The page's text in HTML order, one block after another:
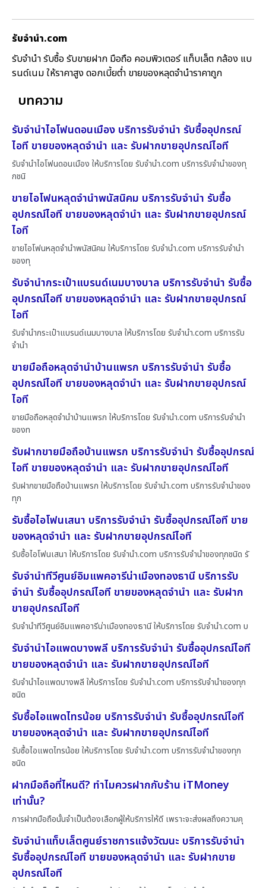
รับจํานํา.com
รับจำนำ รับซื้อ รับขายฝาก มือถือ คอมพิวเตอร์ แท็บเล็ต กล้อง แบ
รนด์เนม ให้ราคาสูง ดอกเบี้ยต่ำ ขายของหลุดจำนำราคาถูก
บทความ
รับจำนำไอโฟนดอนเมือง บริการรับจำนำ รับซื้ออุปกรณ์
ไอที ขายของหลุดจำนำ และ รับฝากขายอุปกรณ์ไอที
รับจำนำไอโฟนดอนเมือง ให้บริการโดย รับจํานํา.com บริการรับจำนำของทุ
กชนิ
ขายไอโฟนหลุดจำนำพนัสนิคม บริการรับจำนำ รับซื้อ
อุปกรณ์ไอที ขายของหลุดจำนำ และ รับฝากขายอุปกรณ์
ไอที
ขายไอโฟนหลุดจำนำพนัสนิคม ให้บริการโดย รับจํานํา.com บริการรับจำนำ
ของทุ
รับจำนำกระเป๋าแบรนด์เนมบางบาล บริการรับจำนำ รับซื้อ
อุปกรณ์ไอที ขายของหลุดจำนำ และ รับฝากขายอุปกรณ์
ไอที
รับจำนำกระเป๋าแบรนด์เนมบางบาล ให้บริการโดย รับจํานํา.com บริการรับ
จำนำ
ขายมือถือหลุดจำนำบ้านแพรก บริการรับจำนำ รับซื้อ
อุปกรณ์ไอที ขายของหลุดจำนำ และ รับฝากขายอุปกรณ์
ไอที
ขายมือถือหลุดจำนำบ้านแพรก ให้บริการโดย รับจํานํา.com บริการรับจำนำ
ของท
รับฝากขายมือถือบ้านแพรก บริการรับจำนำ รับซื้ออุปกรณ์
ไอที ขายของหลุดจำนำ และ รับฝากขายอุปกรณ์ไอที
รับฝากขายมือถือบ้านแพรก ให้บริการโดย รับจํานํา.com บริการรับจำนำของ
ทุก
รับซื้อไอโฟนเสนา บริการรับจำนำ รับซื้ออุปกรณ์ไอที ขาย
ของหลุดจำนำ และ รับฝากขายอุปกรณ์ไอที
รับซื้อไอโฟนเสนา ให้บริการโดย รับจํานํา.com บริการรับจำนำของทุกชนิด รั
รับจำนำทีวีศูนย์อิมแพคอารีน่าเมืองทองธานี บริการรับ
จำนำ รับซื้ออุปกรณ์ไอที ขายของหลุดจำนำ และ รับฝาก
ขายอุปกรณ์ไอที
รับจำนำทีวีศูนย์อิมแพคอารีน่าเมืองทองธานี ให้บริการโดย รับจํานํา.com บ
รับจำนำไอแพดบางพลี บริการรับจำนำ รับซื้ออุปกรณ์ไอที
ขายของหลุดจำนำ และ รับฝากขายอุปกรณ์ไอที
รับจำนำไอแพดบางพลี ให้บริการโดย รับจํานํา.com บริการรับจำนำของทุก
ชนิด
รับซื้อไอแพดไทรน้อย บริการรับจำนำ รับซื้ออุปกรณ์ไอที
ขายของหลุดจำนำ และ รับฝากขายอุปกรณ์ไอที
รับซื้อไอแพดไทรน้อย ให้บริการโดย รับจํานํา.com บริการรับจำนำของทุก
ชนิด
ฝากมือถือที่ไหนดี? ทำไมควรฝากกับร้าน iTMoney
เท่านั้น?
การฝากมือถือนั้นจำเป็นต้องเลือกผู้ให้บริการให้ดี เพราะจะส่งผลถึงความคุ
รับจำนำแท็บเล็ตศูนย์ราชการแจ้งวัฒนะ บริการรับจำนำ
รับซื้ออุปกรณ์ไอที ขายของหลุดจำนำ และ รับฝากขาย
อุปกรณ์ไอที